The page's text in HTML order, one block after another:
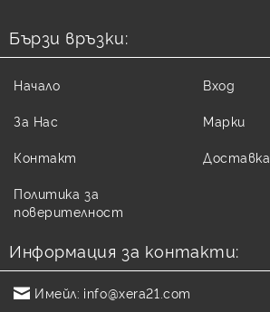
Бързи връзки:
Начало
За Нас
Контакт
Политика за
поверителност
Вход
Марки
Доставка
Информация за контакти:
Имейл: info@xera21.com